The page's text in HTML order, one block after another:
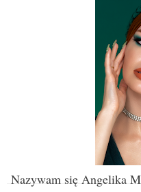
Nazywam się Angelika